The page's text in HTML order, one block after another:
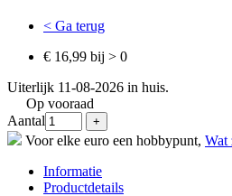
< Ga terug
€ 16,99 bij > 0
Uiterlijk 11-08-2026 in huis.
Op vooraad
Aantal
Voor elke euro een hobbypunt, Wat
Informatie
Productdetails